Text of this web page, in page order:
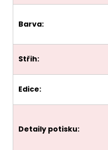
Barva:
Střih:
Edice:
Detaily potisku: